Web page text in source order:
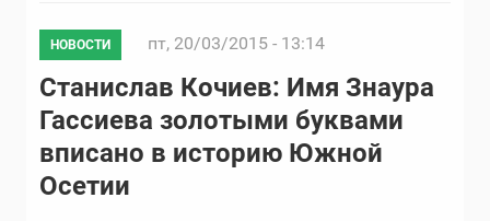
НОВОСТИ пт, 20/03/2015 - 13:14
Станислав Кочиев: Имя Знаура
Гассиева золотыми буквами
вписано в историю Южной
Осетии